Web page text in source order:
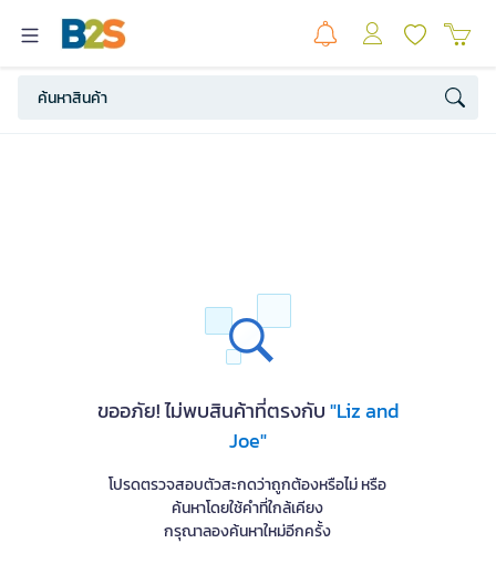
ขออภัย! ไม่พบสินค้าที่ตรงกับ"Liz and
Joe"
โปรดตรวจสอบตัวสะกดว่าถูกต้องหรือไม่ หรือ
ค้นหาโดยใช้คำที่ใกล้เคียง
กรุณาลองค้นหาใหม่อีกครั้ง